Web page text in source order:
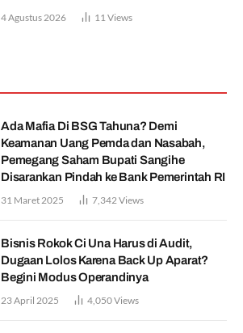
4 Agustus 2026 11Views
Ada Mafia Di BSG Tahuna? Demi
Keamanan Uang Pemda dan Nasabah,
Pemegang Saham Bupati Sangihe
Disarankan Pindah ke Bank Pemerintah RI
31 Maret 2025 7,342Views
Bisnis Rokok Ci Una Harus di Audit,
Dugaan Lolos Karena Back Up Aparat?
Begini Modus Operandinya
23 April 2025 4,050Views